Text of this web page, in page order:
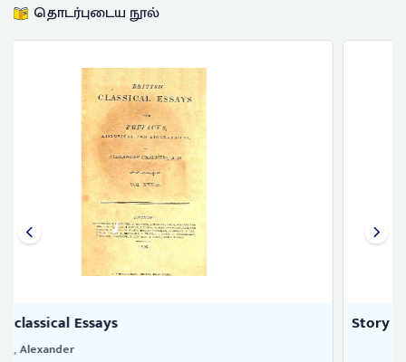
தொடர்புடைய நூல்
Story of the first brothers